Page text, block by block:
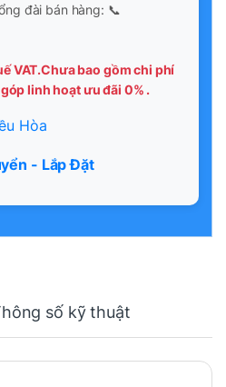
đài bán hàng: 📞
VAT.Chưa bao gồm chi phí
linh hoạt ưu đãi 0% .
Hòa
- Lắp Đặt
số kỹ thuật